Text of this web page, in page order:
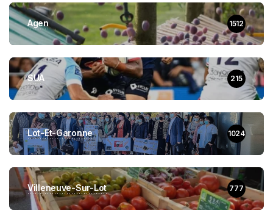
Agen 1512
SUA 215
Lot-Et-Garonne 1024
Villeneuve-Sur-Lot 777